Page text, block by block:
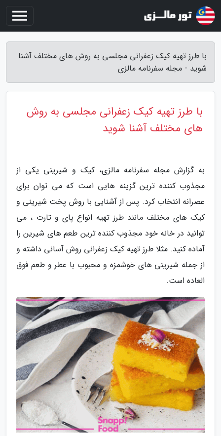
با طرز تهیه کیک زعفرانی مجلسی به روش های مختلف آشنا
شوید - مجله سفرنامه مالزی
با طرز تهیه کیک زعفرانی مجلسی به روش
های مختلف آشنا شوید
به گزارش مجله سفرنامه مالزی، کیک و شیرینی یکی از
مجذوب کننده ترین گزینه هایی است که می توان برای
عصرانه انتخاب کرد. پس از آشنایی با روش پخت شیرینی و
کیک های مختلف مانند طرز تهیه انواع پای و تارت ، می
توانید در خانه خود مجذوب کننده ترین طعم های شیرین را
آماده کنید. مثلا طرز تهیه کیک زعفرانی روش آسانی داشته و
از جمله شیرینی های خوشمزه و محبوب با عطر و طعم فوق
العاده است.